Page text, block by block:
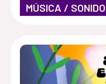
MÚSICA / SONIDO